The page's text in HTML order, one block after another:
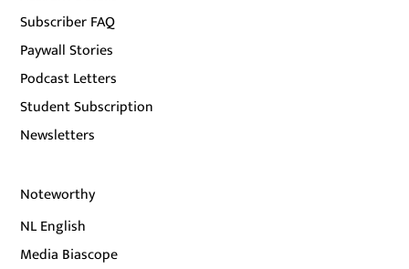
Subscriber FAQ
Paywall Stories
Podcast Letters
Student Subscription
Newsletters
Noteworthy
NL English
Media Biascope